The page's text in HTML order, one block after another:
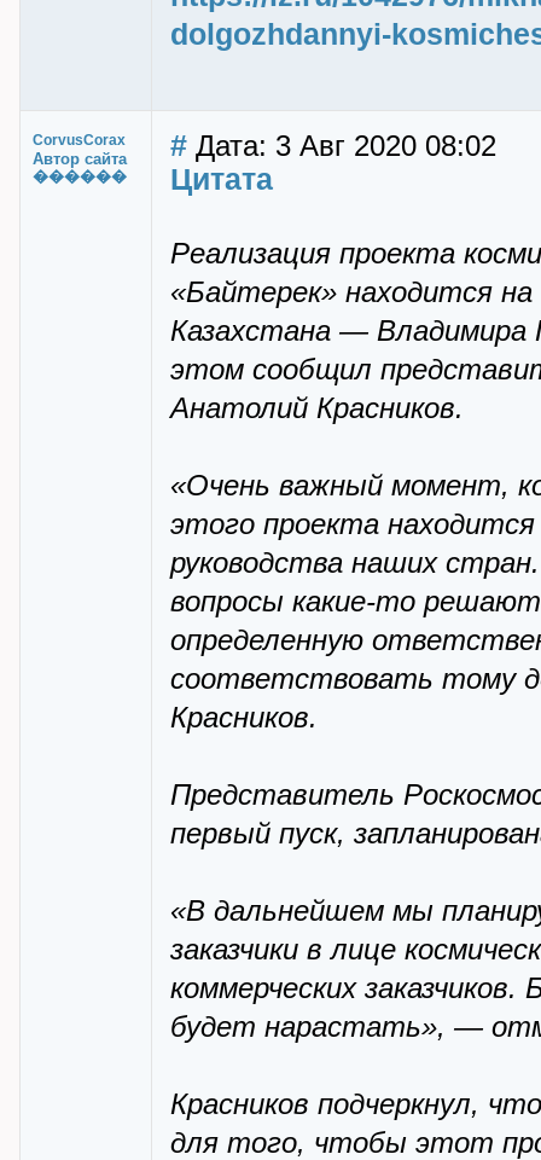
dolgozhdannyi-
CorvusCorax
Автор сайта
������
# Дата: 3 Авг 2020 08:02
Цитата
Реализация проекта
«Байтерек» находится
Казахстана —
этом сообщил
Анатолий Красников.
«Очень важный момент,
этого проекта
руководства наших
вопросы какие-то
определенную
соответствовать тому
Красников.
Представитель
первый пуск,
«В дальнейшем мы
заказчики в лице
коммерческих
будет нарастать», —
Красников подчеркнул,
для того, чтобы этот